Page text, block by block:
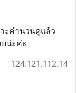
ะคำนวนดูแล้ว
น่ะค่ะ
124.121.112.14